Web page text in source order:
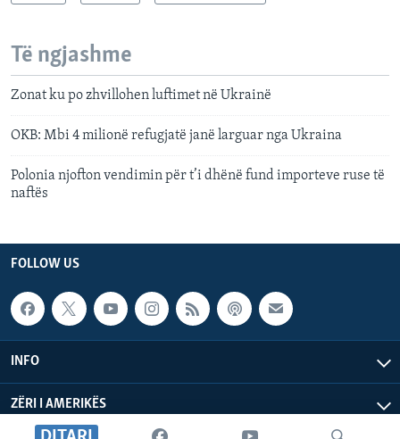
Të ngjashme
Zonat ku po zhvillohen luftimet në Ukrainë
OKB: Mbi 4 milionë refugjatë janë larguar nga Ukraina
Polonia njofton vendimin për t’i dhënë fund importeve ruse të
naftës
FOLLOW US
INFO
ZËRI I AMERIKËS